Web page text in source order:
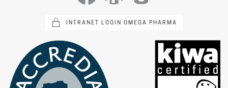
INTRANET LOGIN OMEGA PHARMA